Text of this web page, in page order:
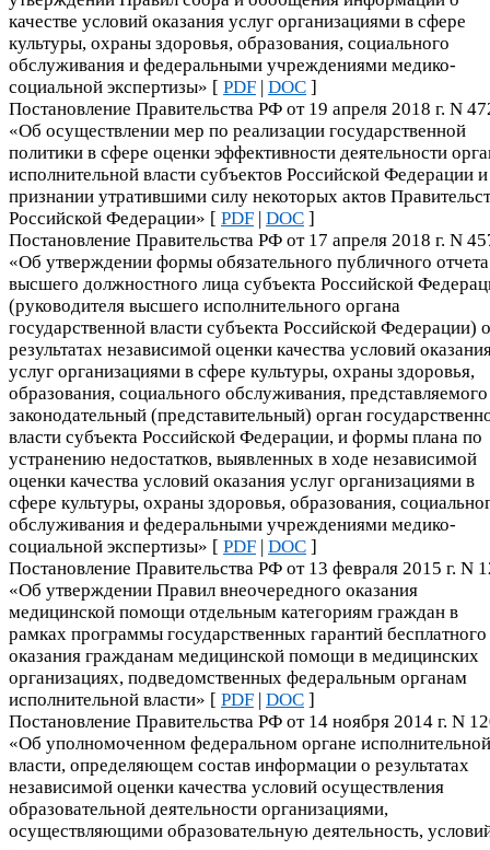
качестве условий оказания услуг организациями в сфере
культуры, охраны здоровья, образования, социального
обслуживания и федеральными учреждениями медико-
социальной экспертизы» [ PDF | DOC ]
Постановление Правительства РФ от 19 апреля 2018 г. N
«Об осуществлении мер по реализации государственной
политики в сфере оценки эффективности деятельности
исполнительной власти субъектов Российской Федерации и
признании утратившими силу некоторых актов
Российской Федерации» [ PDF | DOC ]
Постановление Правительства РФ от 17 апреля 2018 г. N
«Об утверждении формы обязательного публичного отчета
высшего должностного лица субъекта Российской
(руководителя высшего исполнительного органа
государственной власти субъекта Российской Федерации) о
результатах независимой оценки качества условий
услуг организациями в сфере культуры, охраны здоровья,
образования, социального обслуживания,
законодательный (представительный) орган
власти субъекта Российской Федерации, и формы плана по
устранению недостатков, выявленных в ходе независимой
оценки качества условий оказания услуг организациями в
сфере культуры, охраны здоровья, образования,
обслуживания и федеральными учреждениями медико-
социальной экспертизы» [ PDF | DOC ]
Постановление Правительства РФ от 13 февраля 2015 г. N
«Об утверждении Правил внеочередного оказания
медицинской помощи отдельным категориям граждан в
рамках программы государственных гарантий бесплатного
оказания гражданам медицинской помощи в медицинских
организациях, подведомственных федеральным органам
исполнительной власти» [ PDF | DOC ]
Постановление Правительства РФ от 14 ноября 2014 г. N
«Об уполномоченном федеральном органе исполнительной
власти, определяющем состав информации о результатах
независимой оценки качества условий осуществления
образовательной деятельности организациями,
осуществляющими образовательную деятельность,